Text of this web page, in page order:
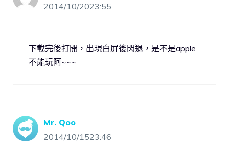
2014/10/2023:55
下載完後打開，出現白屏後閃退，是不是apple
不能玩阿~~~
Mr. Qoo
2014/10/1523:46